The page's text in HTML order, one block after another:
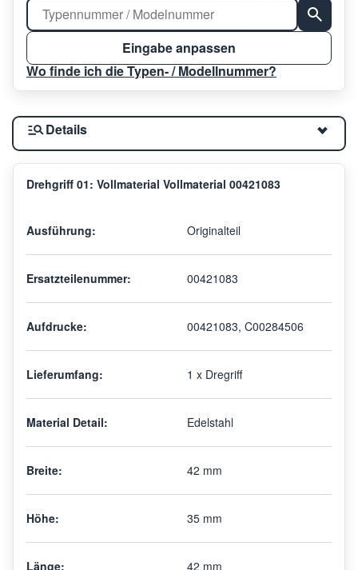
Eingabe anpassen
Wo finde ich die Typen- / Modellnummer?
Details
Drehgriff 01: Vollmaterial Vollmaterial 00421083
Ausführung: Originalteil
Ersatzteilenummer: 00421083
Aufdrucke: 00421083, C00284506
Lieferumfang: 1 x Dregriff
Material Detail: Edelstahl
Breite: 42 mm
Höhe: 35 mm
Länge: 42 mm